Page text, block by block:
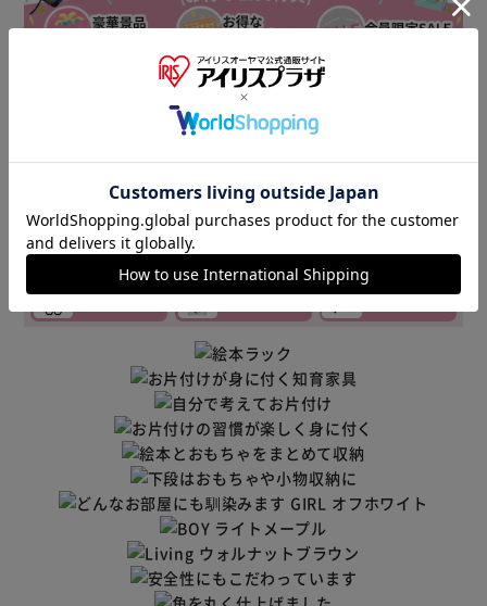
▼その他 オススメ商品はこちら▼
セーフティ おもちゃ ベビーフード
ベビーケア・
バス
寝具
ベビー服 マタニティ
ベビー家具・収